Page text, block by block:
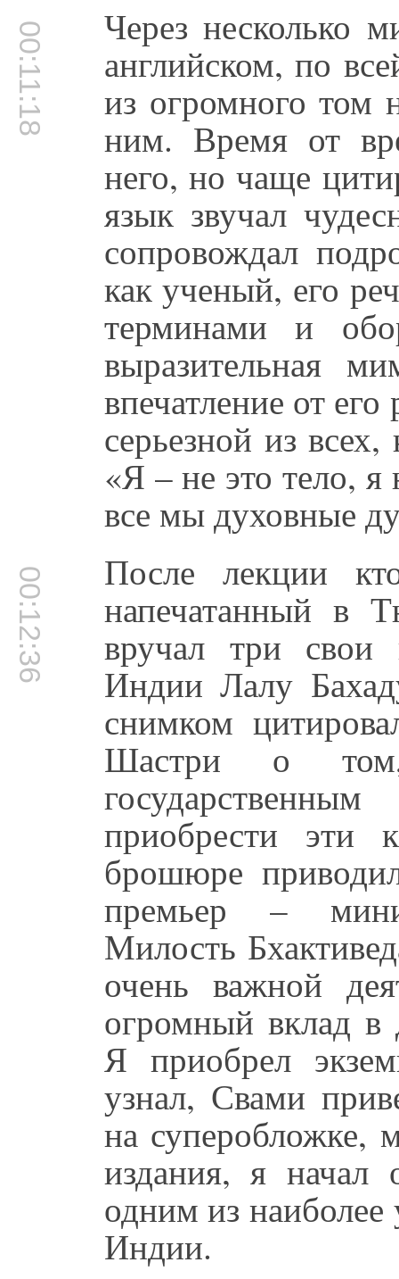
00:11:18 Через несколько
английском, по
из огромного том
ним. Время от
него, но чаще
язык звучал
сопровождал
как ученый, его
терминами и
выразительная
впечатление от
серьезной из
«Я – не это тело,
все мы духовные
00:12:36 После лекции
напечатанный в
вручал три
Индии Лалу
снимком
Шастри о
приобрести эти
брошюре
премьер –
Милость
очень важной
огромный вклад в
Я приобрел
узнал, Свами
на суперобложке,
издания, я начал
одним из
Индии.